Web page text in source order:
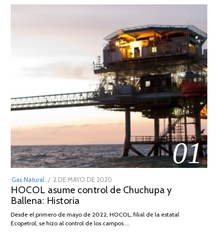
01
Gas Natural
POSTED
ON
2 DE MAYO DE 2020
DE
2026
HOCOL asume control de Chuchupa y
Ballena: Historia
Desde el primero de mayo de 2022, HOCOL, filial de la estatal
Ecopetrol, se hizo al control de los campos …